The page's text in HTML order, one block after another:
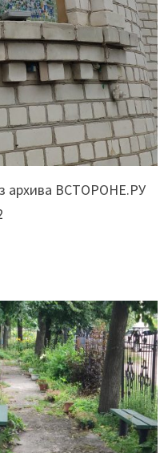
архива ВСТОРОНЕ.РУ